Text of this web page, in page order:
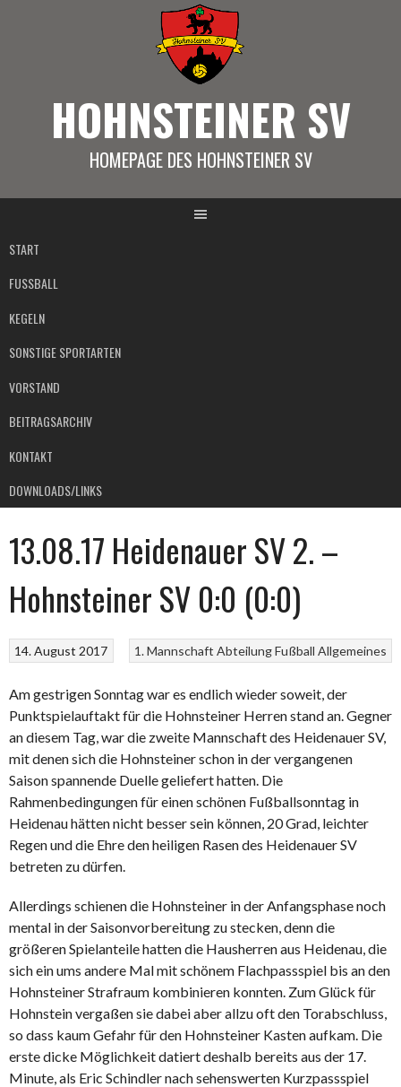
HOHNSTEINER SV
HOMEPAGE DES HOHNSTEINER SV
START
FUSSBALL
KEGELN
SONSTIGE SPORTARTEN
VORSTAND
BEITRAGSARCHIV
KONTAKT
DOWNLOADS/LINKS
13.08.17 Heidenauer SV 2. –
Hohnsteiner SV 0:0 (0:0)
1. Mannschaft Abteilung Fußball Allgemeines
14. August 2017
Am gestrigen Sonntag war es endlich wieder soweit, der
Punktspielauftakt für die Hohnsteiner Herren stand an. Gegner
an diesem Tag, war die zweite Mannschaft des Heidenauer SV,
mit denen sich die Hohnsteiner schon in der vergangenen
Saison spannende Duelle geliefert hatten. Die
Rahmenbedingungen für einen schönen Fußballsonntag in
Heidenau hätten nicht besser sein können, 20 Grad, leichter
Regen und die Ehre den heiligen Rasen des Heidenauer SV
betreten zu dürfen.
Allerdings schienen die Hohnsteiner in der Anfangsphase noch
mental in der Saisonvorbereitung zu stecken, denn die
größeren Spielanteile hatten die Hausherren aus Heidenau, die
sich ein ums andere Mal mit schönem Flachpassspiel bis an den
Hohnsteiner Strafraum kombinieren konnten. Zum Glück für
Hohnstein vergaßen sie dabei aber allzu oft den Torabschluss,
so dass kaum Gefahr für den Hohnsteiner Kasten aufkam. Die
erste dicke Möglichkeit datiert deshalb bereits aus der 17.
Minute, als Eric Schindler nach sehenswerten Kurzpassspiel